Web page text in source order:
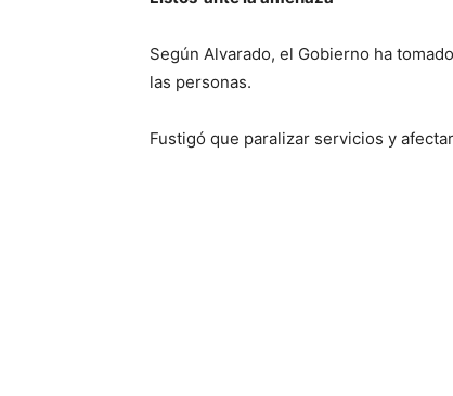
Según Alvarado, el Gobierno ha
las personas.
Fustigó que paralizar servicios y